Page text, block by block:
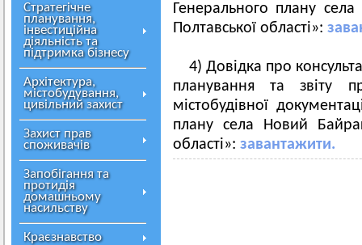
Стратегічне
планування,
інвестиційна
діяльність та
підтримка бізнесу
Архітектура,
містобудування,
цивільний захист
Захист прав
споживачів
Запобігання та
протидія
домашньому
насильству
Краєзнавство
Генерального плану
Полтавської області»:
4) Довідка про
планування та звіту
містобудівної
плану села Новий
області»: завантажити.